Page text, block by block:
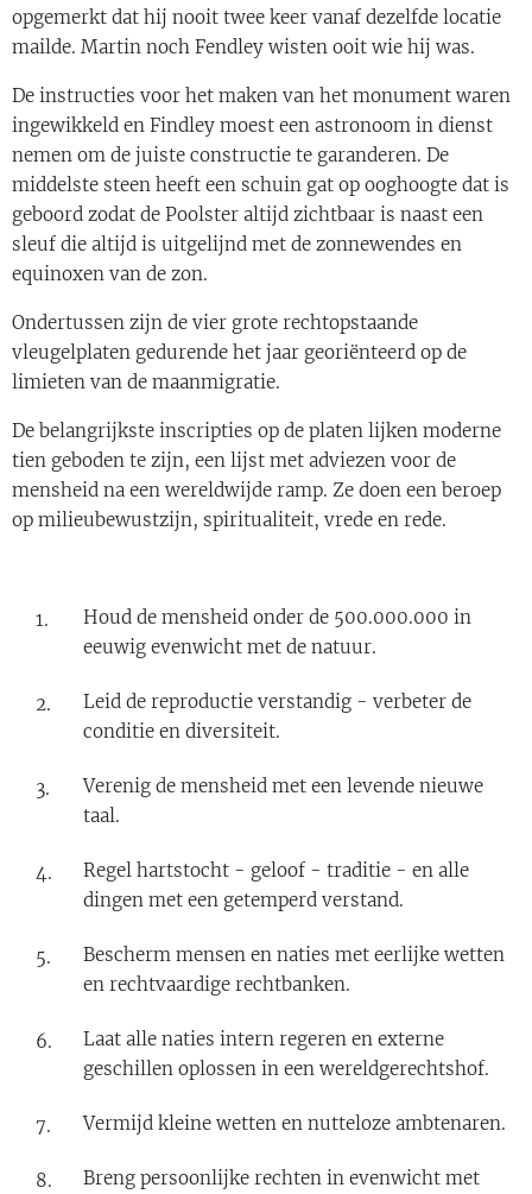
opgemerkt dat hij nooit twee keer vanaf dezelfde locatie
mailde. Martin noch Fendley wisten ooit wie hij was.
De instructies voor het maken van het monument waren
ingewikkeld en Findley moest een astronoom in dienst
nemen om de juiste constructie te garanderen. De
middelste steen heeft een schuin gat op ooghoogte dat is
geboord zodat de Poolster altijd zichtbaar is naast een
sleuf die altijd is uitgelijnd met de zonnewendes en
equinoxen van de zon.
Ondertussen zijn de vier grote rechtopstaande
vleugelplaten gedurende het jaar georiënteerd op de
limieten van de maanmigratie.
De belangrijkste inscripties op de platen lijken moderne
tien geboden te zijn, een lijst met adviezen voor de
mensheid na een wereldwijde ramp. Ze doen een beroep
op milieubewustzijn, spiritualiteit, vrede en rede.
Houd de mensheid onder de 500.000.000 in
eeuwig evenwicht met de natuur.
Leid de reproductie verstandig - verbeter de
conditie en diversiteit.
Verenig de mensheid met een levende nieuwe
taal.
Regel hartstocht - geloof - traditie - en alle
dingen met een getemperd verstand.
Bescherm mensen en naties met eerlijke wetten
en rechtvaardige rechtbanken.
Laat alle naties intern regeren en externe
geschillen oplossen in een wereldgerechtshof.
Vermijd kleine wetten en nutteloze ambtenaren.
Breng persoonlijke rechten in evenwicht met